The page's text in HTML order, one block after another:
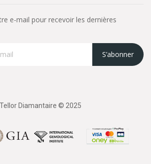
e-mail pour recevoir les dernières
S’abonner
Tellor Diamantaire © 2025